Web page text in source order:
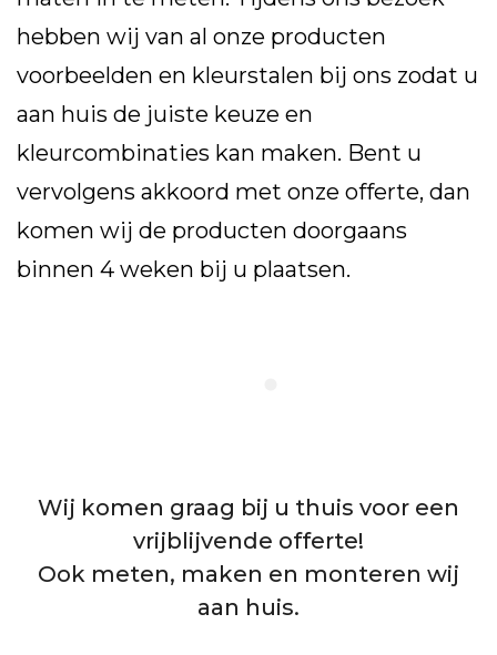
hebben wij van al onze producten
voorbeelden en kleurstalen bij ons zodat u
aan huis de juiste keuze en
kleurcombinaties kan maken. Bent u
vervolgens akkoord met onze offerte, dan
komen wij de producten doorgaans
binnen 4 weken bij u plaatsen.
Wij komen graag bij u thuis voor een
vrijblijvende offerte!
Ook meten, maken en monteren wij
aan huis.